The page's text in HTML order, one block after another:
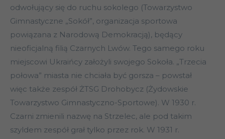
odwołujący się do ruchu sokolego (Towarzystwo
Gimnastyczne „Sokół”, organizacja sportowa
powiązana z Narodową Demokracją), będący
nieoficjalną filią Czarnych Lwów. Tego samego roku
miejscowi Ukraińcy założyli swojego Sokoła. „Trzecia
połowa” miasta nie chciała być gorsza – powstał
więc także zespół ŻTSG Drohobycz (Żydowskie
Towarzystwo Gimnastyczno-Sportowe). W 1930 r.
Czarni zmienili nazwę na Strzelec, ale pod takim
szyldem zespół grał tylko przez rok. W 1931 r.